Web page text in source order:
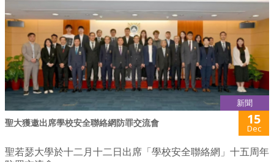
新聞
聖大獲邀出席學校安全聯絡網防罪交流會 15
Dec
聖若瑟大學於十二月十二日出席「學校安全聯絡網」十五周年